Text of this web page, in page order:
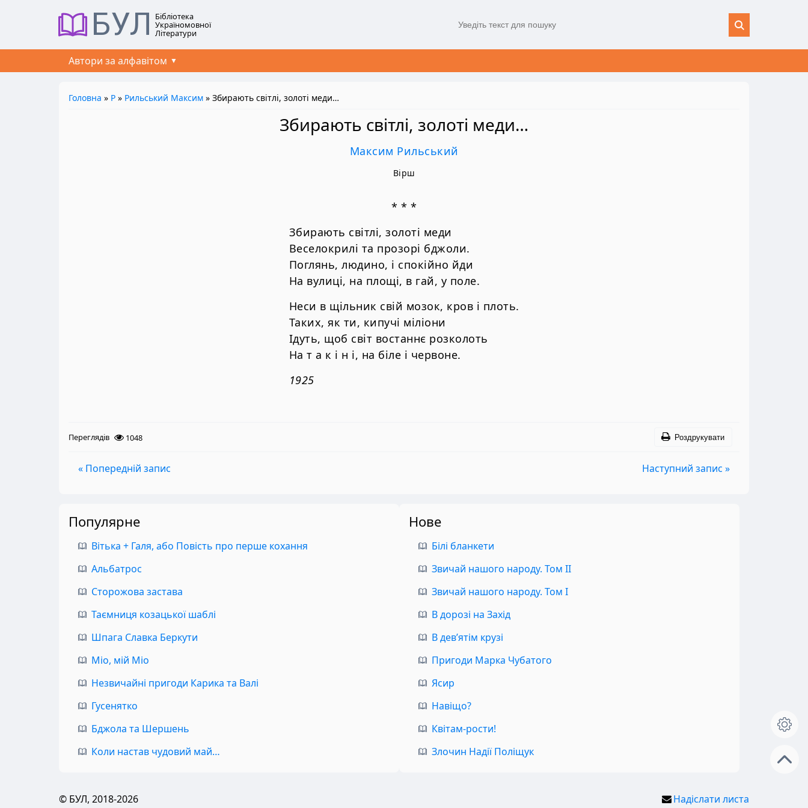
БУЛ Бібліотека
Україномовної
Літератури
Автори за алфавітом
Головна » Р » Рильський Максим » Збирають світлі, золоті меди…
Збирають світлі, золоті меди…
Максим Рильський
Вірш
* * *
Збирають світлі, золоті меди
Веселокрилі та прозорі бджоли.
Поглянь, людино, і спокійно йди
На вулиці, на площі, в гай, у поле.
Неси в щільник свій мозок, кров і плоть.
Таких, як ти, кипучі міліони
Ідуть, щоб світ востаннє розколоть
На т а к і н і, на біле і червоне.
1925
Переглядів 1048 Роздрукувати
« Попередній запис Наступний запис »
Популярне
Вітька + Галя, або Повість про перше кохання
Альбатрос
Сторожова застава
Таємниця козацької шаблі
Шпага Славка Беркути
Міо, мій Міо
Незвичайні пригоди Карика та Валі
Гусенятко
Бджола та Шершень
Коли настав чудовий май…
Нове
Білі бланкети
Звичай нашого народу. Том II
Звичай нашого народу. Том I
В дорозі на Захід
В дев’ятім крузі
Пригоди Марка Чубатого
Ясир
Навіщо?
Квітам-рости!
Злочин Надії Поліщук
© БУЛ, 2018-2026 Надіслати листа